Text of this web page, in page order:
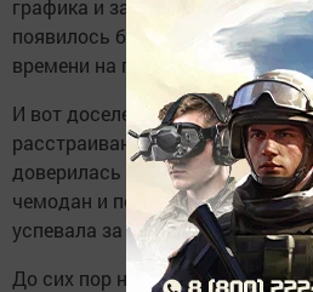
графика и запаздывали на
появилось беспокойство, так
времени на пересадку в Москве.
И вот доселе молчавший
расстраиваюсь, взялся помочь
доверилась ему. По приезде в
чемодан и почти первым вышел
успевала за ним, боясь
До сих пор не могу припомнить